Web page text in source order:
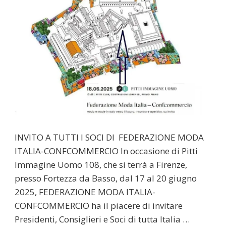
INVITO A TUTTI I SOCI DI FEDERAZIONE MODA
ITALIA-CONFCOMMERCIO In occasione di Pitti
Immagine Uomo 108, che si terrà a Firenze,
presso Fortezza da Basso, dal 17 al 20 giugno
2025, FEDERAZIONE MODA ITALIA-
CONFCOMMERCIO ha il piacere di invitare
Presidenti, Consiglieri e Soci di tutta Italia …